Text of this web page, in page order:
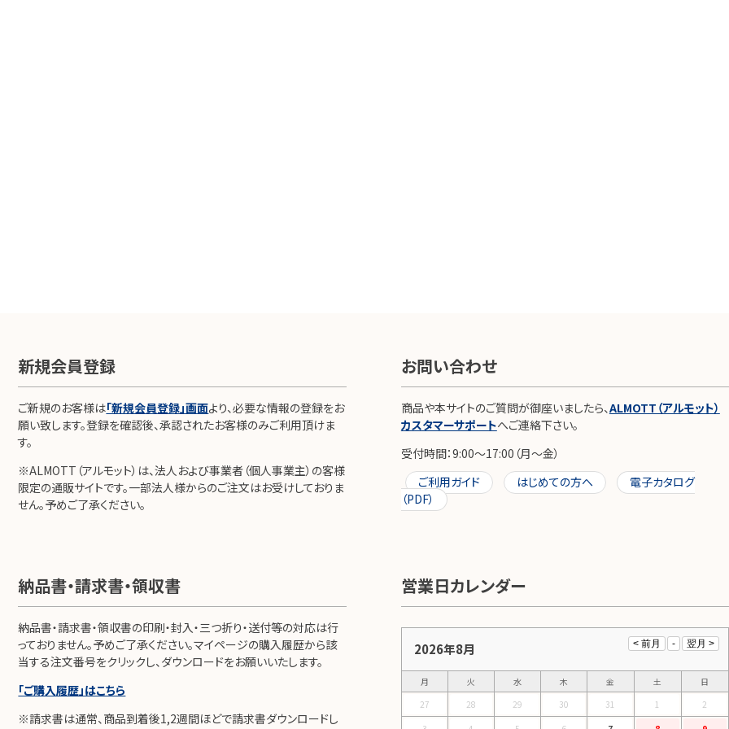
新規会員登録
ご新規のお客様は「新規会員登録」画面より、必要な情報の登録をお
願い致します。登録を確認後、承認されたお客様のみご利用頂けま
す。
※ALMOTT（アルモット）は、法人および事業者（個人事業主）の客様
限定の通販サイトです。一部法人様からのご注文はお受けしておりま
せん。予めご了承ください。
お問い合わせ
商品や本サイトのご質問が御座いましたら、ALMOTT（アルモット）
カスタマーサポートへご連絡下さい。
受付時間：9:00～17:00（月～金）
ご利用ガイド
はじめての方へ
電子カタログ
（PDF）
納品書・請求書・領収書
納品書・請求書・領収書の印刷・封入・三つ折り・送付等の対応は行
っておりません。予めご了承ください。マイページの購入履歴から該
当する注文番号をクリックし、ダウンロードをお願いいたします。
「ご購入履歴」はこちら
※請求書は通常、商品到着後1,2週間ほどで請求書ダウンロードし
営業日カレンダー
2026年8月
月 火 水 木 金 土
日
27
28 29 30 31 1
2